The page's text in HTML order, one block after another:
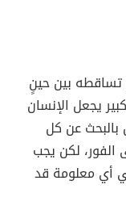
تساقطه بين حينٍ
يجعل الإنسان
بالبحث عن كل
لكن يجب
أي معلومة قد